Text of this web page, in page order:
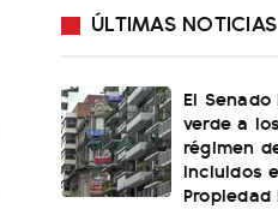
ÚLTIMAS NOTICIAS
El
verde a
régimen
incluidos
Propiedad